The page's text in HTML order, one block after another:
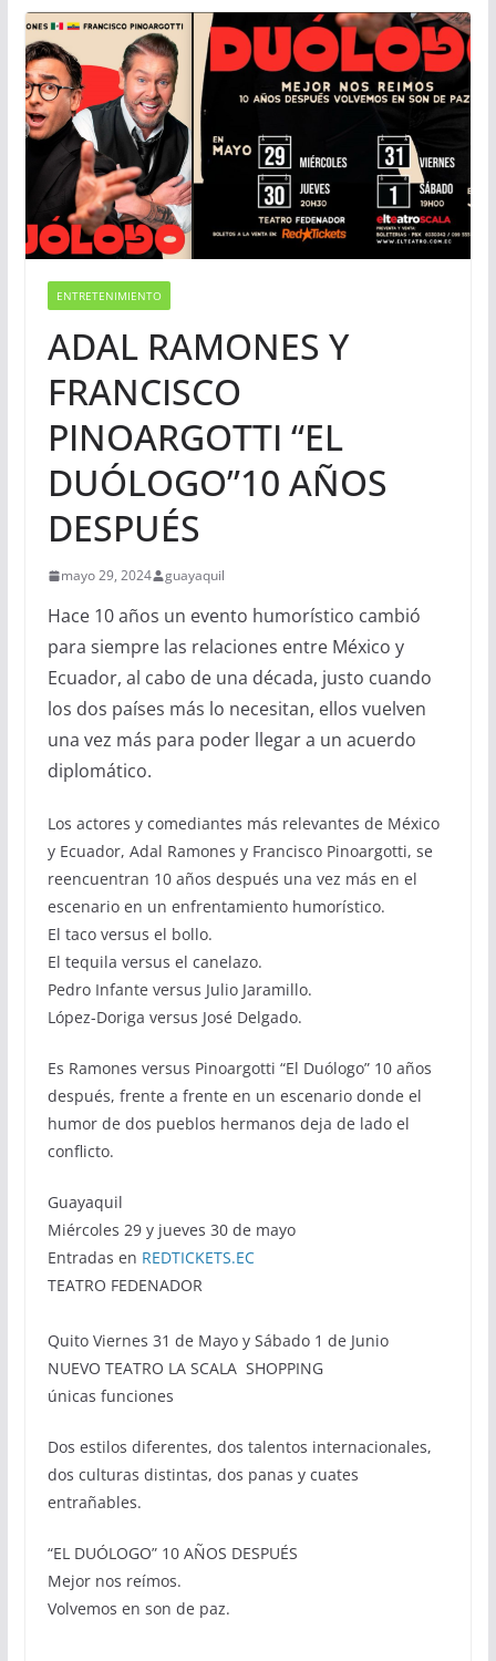
ENTRETENIMIENTO
ADAL RAMONES Y
FRANCISCO
PINOARGOTTI “EL
DUÓLOGO”10 AÑOS
DESPUÉS
mayo 29, 2024 guayaquil
Hace 10 años un evento humorístico cambió
para siempre las relaciones entre México y
Ecuador, al cabo de una década, justo cuando
los dos países más lo necesitan, ellos vuelven
una vez más para poder llegar a un acuerdo
diplomático.
Los actores y comediantes más relevantes de México
y Ecuador, Adal Ramones y Francisco Pinoargotti, se
reencuentran 10 años después una vez más en el
escenario en un enfrentamiento humorístico.
El taco versus el bollo.
El tequila versus el canelazo.
Pedro Infante versus Julio Jaramillo.
López-Doriga versus José Delgado.
Es Ramones versus Pinoargotti “El Duólogo” 10 años
después, frente a frente en un escenario donde el
humor de dos pueblos hermanos deja de lado el
conflicto.
Guayaquil
Miércoles 29 y jueves 30 de mayo
Entradas en REDTICKETS.EC
TEATRO FEDENADOR
Quito Viernes 31 de Mayo y Sábado 1 de Junio
NUEVO TEATRO LA SCALA SHOPPING
únicas funciones
Dos estilos diferentes, dos talentos internacionales,
dos culturas distintas, dos panas y cuates
entrañables.
“EL DUÓLOGO” 10 AÑOS DESPUÉS
Mejor nos reímos.
Volvemos en son de paz.